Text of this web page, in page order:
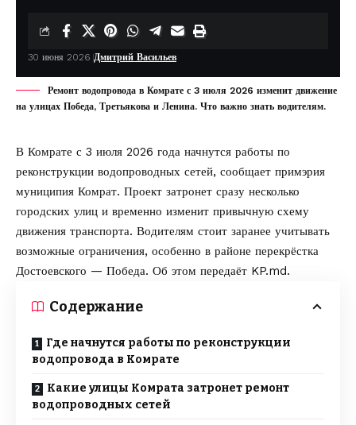
30 июня 2026 Дмитрий Васильев
Ремонт водопровода в Комрате с 3 июля 2026 изменит движение
на улицах Победа, Третьякова и Ленина. Что важно знать водителям.
В Комрате с 3 июля 2026 года начнутся работы по
реконструкции водопроводных сетей, сообщает примэрия
муниципия Комрат. Проект затронет сразу несколько
городских улиц и временно изменит привычную схему
движения транспорта. Водителям стоит заранее учитывать
возможные ограничения, особенно в районе перекрёстка
Достоевского — Победа. Об этом передаёт KP.md.
Содержание
Где начнутся работы по реконструкции
водопровода в Комрате
Какие улицы Комрата затронет ремонт
водопроводных сетей